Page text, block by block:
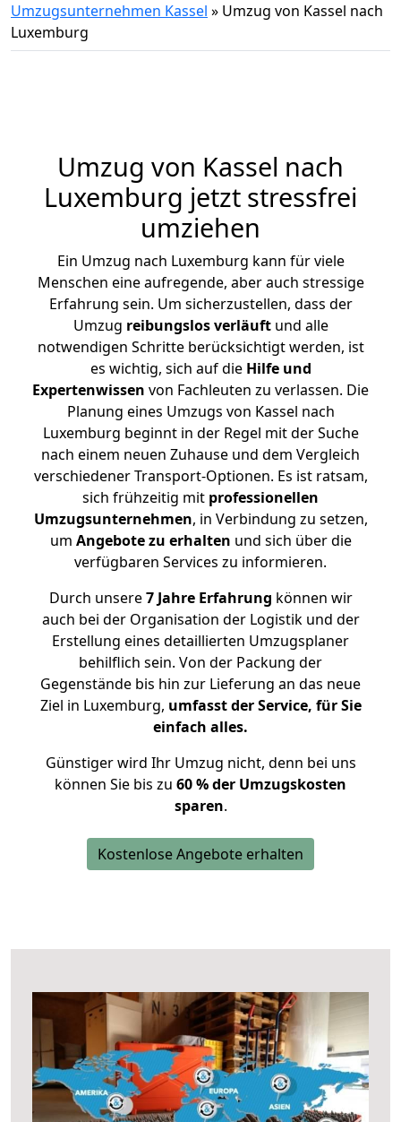
Umzugsunternehmen Kassel » Umzug von Kassel nach
Luxemburg
Umzug von Kassel nach
Luxemburg jetzt stressfrei
umziehen
Ein Umzug nach Luxemburg kann für viele
Menschen eine aufregende, aber auch stressige
Erfahrung sein. Um sicherzustellen, dass der
Umzug reibungslos verläuftund alle
notwendigen Schritte berücksichtigt werden, ist
es wichtig, sich auf die Hilfe und
Expertenwissen von Fachleuten zu verlassen. Die
Planung eines Umzugs von Kassel nach
Luxemburg beginnt in der Regel mit der Suche
nach einem neuen Zuhause und dem Vergleich
verschiedener Transport-Optionen. Es ist ratsam,
sich frühzeitig mit professionellen
Umzugsunternehmen, in Verbindung zu setzen,
um Angebote zu erhalten und sich über die
verfügbaren Services zu informieren.
Durch unsere7 Jahre Erfahrung können wir
auch bei der Organisation der Logistik und der
Erstellung eines detaillierten Umzugsplaner
behilflich sein. Von der Packung der
Gegenstände bis hin zur Lieferung an das neue
Ziel in Luxemburg, umfasst der Service, für Sie
einfach alles.
Günstiger wird Ihr Umzug nicht, denn bei uns
können Sie bis zu 60 % der Umzugskosten
sparen.
Kostenlose Angebote erhalten